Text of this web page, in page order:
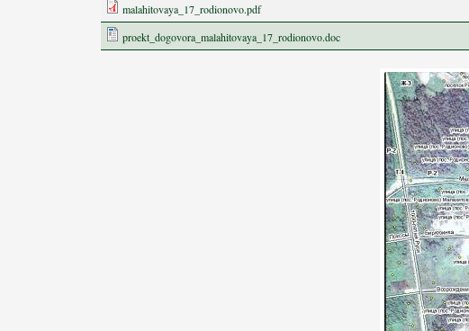
malahitovaya_17_rodionovo.pdf
proekt_dogovora_malahitovaya_17_rodionovo.doc